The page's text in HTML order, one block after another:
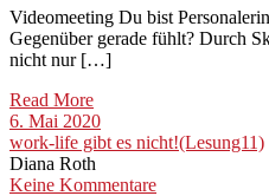
Videomeeting Du bist
Gegenüber gerade fühlt? Durch
nicht nur […]
Read More
6. Mai 2020
work-life gibt es nicht!(Lesung11)
Diana Roth
Keine Kommentare